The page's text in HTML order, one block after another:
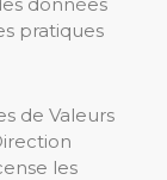
pratiques
de Valeurs
les